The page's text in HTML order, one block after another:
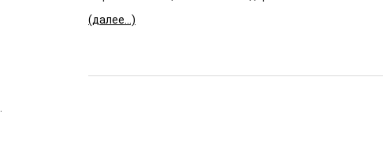
(далее…)